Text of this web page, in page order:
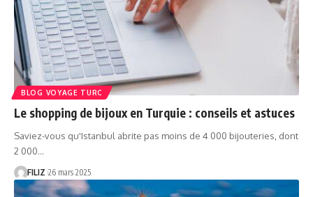
BLOG VOYAGE TURC
Le shopping de bijoux en Turquie : conseils et astuces
Saviez-vous qu'Istanbul abrite pas moins de 4 000 bijouteries, dont
2 000…
FILIZ 26 mars 2025